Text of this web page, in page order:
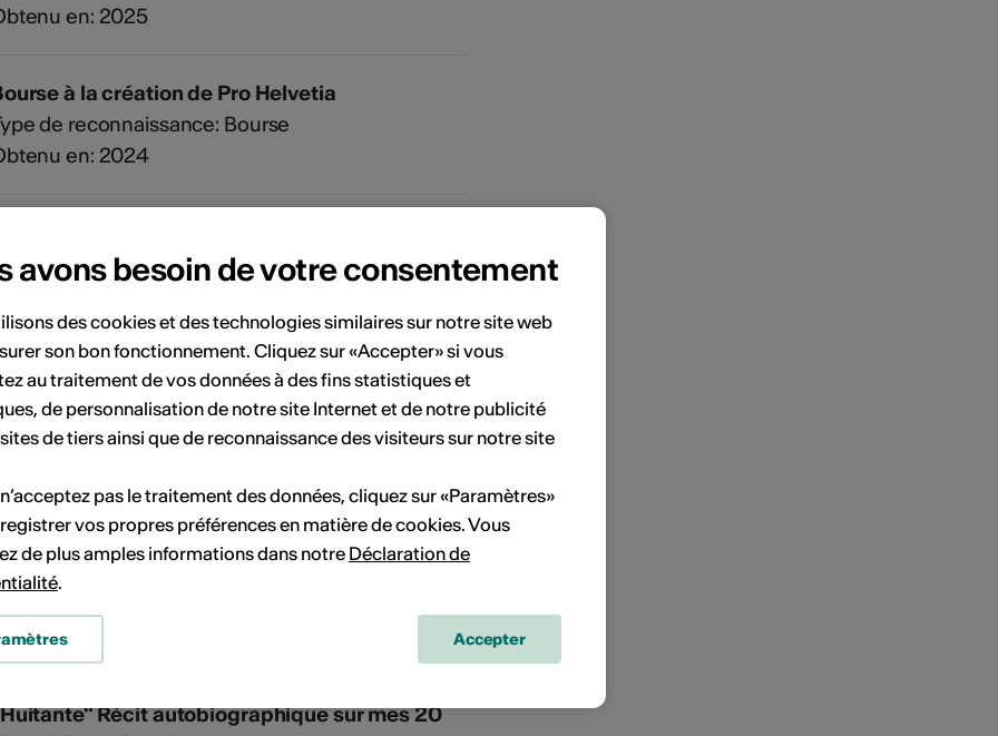
en: 2025
à la création de Pro Helvetia
de reconnaissance: Bourse
en: 2024
de reconnaissance: Bourse
du prix BDZoom de la Ville de Genève
finaliste en 2023
de reconnaissance: Prix
Bourse ArtPro Valais pour artiste visuelle
en: 2021
Récit autobiographique sur mes 20
avons besoin de votre consentement
des cookies et des technologies similaires sur notre site web
son bon fonctionnement. Cliquez sur «Accepter» si vous
au traitement de vos données à des fins statistiques et
de personnalisation de notre site Internet et de notre publicité
de tiers ainsi que de reconnaissance des visiteurs sur notre site
pas le traitement des données, cliquez sur «Paramètres»
vos propres préférences en matière de cookies. Vous
de plus amples informations dans notre Déclaration de
.
Accepter